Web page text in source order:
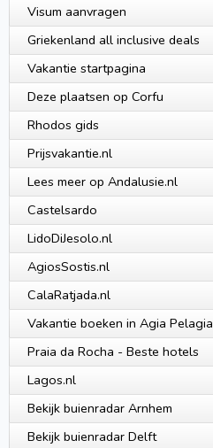
Visum aanvragen
Griekenland all inclusive deals
Vakantie startpagina
Deze plaatsen op Corfu
Rhodos gids
Prijsvakantie.nl
Lees meer op Andalusie.nl
Castelsardo
LidoDiJesolo.nl
AgiosSostis.nl
CalaRatjada.nl
Vakantie boeken in Agia Pelagia
Praia da Rocha - Beste hotels
Lagos.nl
Bekijk buienradar Arnhem
Bekijk buienradar Delft